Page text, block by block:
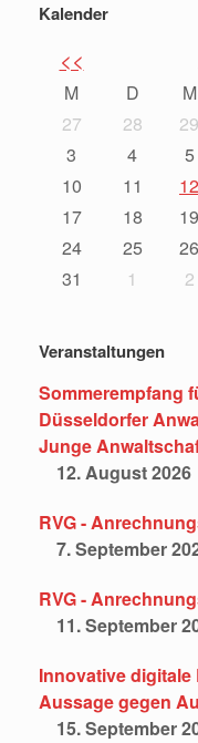
Kalender
<<
M D M
27
28 29
3
4 5
10
11 12
17
18 19
24
25 26
31
1 2
Veranstaltungen
Sommerempfang
Düsseldorfer
Junge
12. August 2026
RVG -
7. September
RVG -
11. September
Innovative
Aussage gegen
15. September